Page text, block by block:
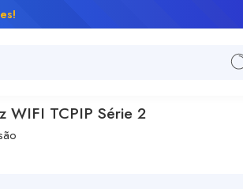
WIFI TCPIP Série 2